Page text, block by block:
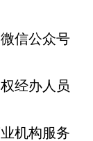
信公众号
经办人员
机构服务